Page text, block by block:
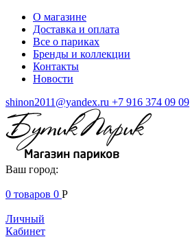
О магазине
Доставка и оплата
Все о париках
Бренды и коллекции
Контакты
Новости
shinon2011@yandex.ru +7 916 374 09 09
Ваш город:
0 товаров 0 Р
Личный
Кабинет